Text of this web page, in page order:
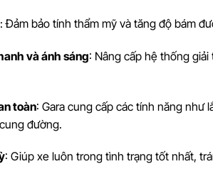
: Đảm bảo tính thẩm mỹ và tăng độ bám
và ánh sáng: Nâng cấp hệ thống
toàn: Gara cung cấp các tính năng như
đường.
: Giúp xe luôn trong tình trạng tốt nhất,